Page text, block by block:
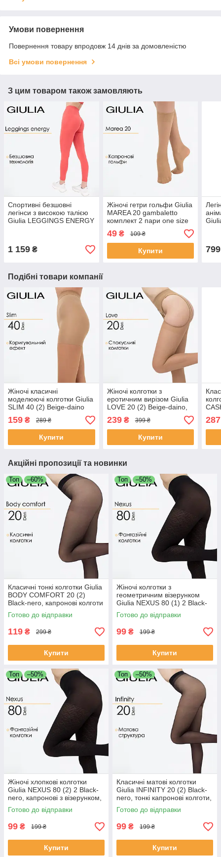
Умови повернення
Повернення товару впродовж 14 днів за домовленістю
Всі умови повернення
З цим товаром також замовляють
Спортивні безшовні
легінси з високою талією
Giulia LEGGINGS ENERGY
1 159 ₴
Жіночі гетри гольфи Giulia
MAREA 20 gambaletto
комплект 2 пари one size
Beige-daino, поліамідні,
класичні, з гумкою
49₴ 109 ₴
Купити 799
Подібні товари компанії
Жіночі класичні
моделюючі колготки Giulia
SLIM 40 (2) Beige-daino
утягувальні колготи
159 ₴ 289 ₴
Купити
Жіночі колготки з
еротичним вирізом Giulia
LOVE 20 (2) Beige-daino,
зоною, спокусливі колготи
239₴ 399 ₴
Купити
287
Акційні пропозиції та новинки
Топ –60%
Класичні тонкі колготки Giulia
BODY COMFORT 20 (2)
Black-nero, капронові колготи
Джулія, чорні
Готово до відправки
119 ₴ 299 ₴
Купити
Топ –50%
Жіночі колготки з
геометричним візерунком
Giulia NEXUS 80 (1) 2 Black-
nero, еластичні капронові
вироби, стильні жіночі
Готово до відправки
99 ₴ 199 ₴
Купити
Топ –50%
Жіночі хлопкові колготки
Giulia NEXUS 80 (2) 2 Black-
nero, капронові з візерунком,
чорні, 80 DEN, еластичні та
стильні
Готово до відправки
99 ₴ 199 ₴
Купити
Топ –50%
Класичні матові колготки
Giulia INFINITY 20 (2) Black-
nero, тонкі капронові колготи,
жіночі колготки без блиску
Готово до відправки
99 ₴ 199 ₴
Купити